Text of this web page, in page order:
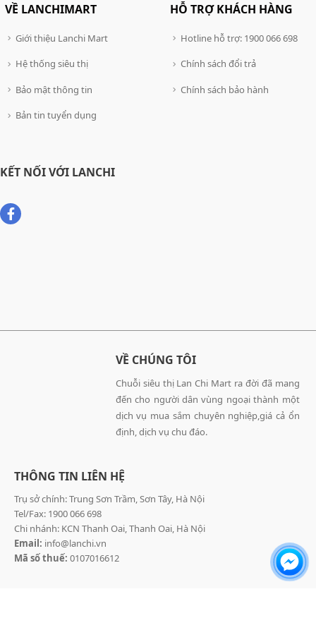
VỀ LANCHIMART
Giới thiệu Lanchi Mart
Hệ thống siêu thị
Bảo mật thông tin
Bản tin tuyển dụng
HỖ TRỢ KHÁCH HÀNG
Hotline hỗ trợ: 1900 066 698
Chính sách đổi trả
Chính sách bảo hành
KẾT NỐI VỚI LANCHI
VỀ CHÚNG TÔI
Chuỗi siêu thị Lan Chi Mart ra đời đã mang
đến cho người dân vùng ngoại thành một
dịch vụ mua sắm chuyên nghiệp,giá cả ổn
định, dịch vụ chu đáo.
THÔNG TIN LIÊN HỆ
Trụ sở chính: Trung Sơn Trầm, Sơn Tây, Hà Nội
Tel/Fax: 1900 066 698
Chi nhánh: KCN Thanh Oai, Thanh Oai, Hà Nội
Email: info@lanchi.vn
Mã số thuế: 0107016612